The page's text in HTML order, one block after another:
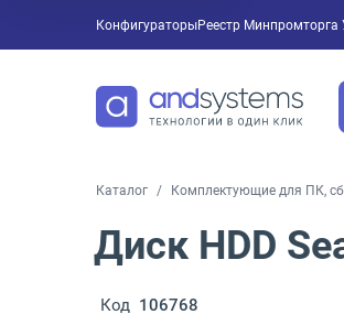
КонфигураторыРеестр Минпромторга
Каталог Комплектующие для ПК,
Диск HDD
Код 106768